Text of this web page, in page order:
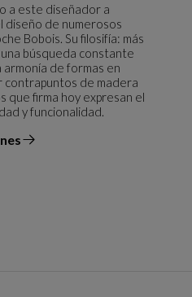
a este diseñador a
diseño de numerosos
Bobois. Su filosifía: más
una búsqueda constante
de formas en
contrapuntos de madera
que firma hoy expresan el
y funcionalidad.